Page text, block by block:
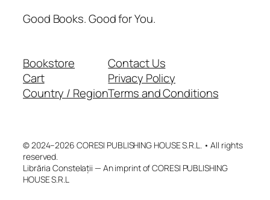
Good Books. Good for You.
Bookstore
Cart
Country / Region
Contact Us
Privacy Policy
Terms and Conditions
© 2024–2026 CORESI PUBLISHING HOUSE S.R.L. • All rights
reserved.
Librăria Constelații — An imprint of CORESI PUBLISHING
HOUSE S.R.L